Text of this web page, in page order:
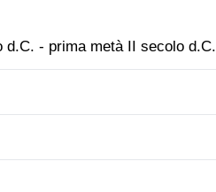
d.C. - prima metà II secolo d.C.